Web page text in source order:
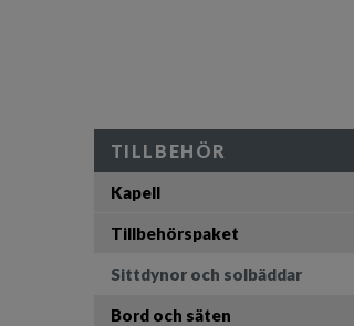
TILLBEHÖR
Kapell
Tillbehörspaket
Sittdynor och solbäddar
Bord och säten